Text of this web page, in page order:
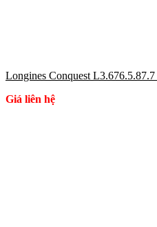
Longines Conquest
Giá liên hệ